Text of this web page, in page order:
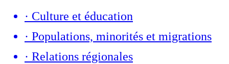
· Culture et éducation
· Populations, minorités et migrations
· Relations régionales